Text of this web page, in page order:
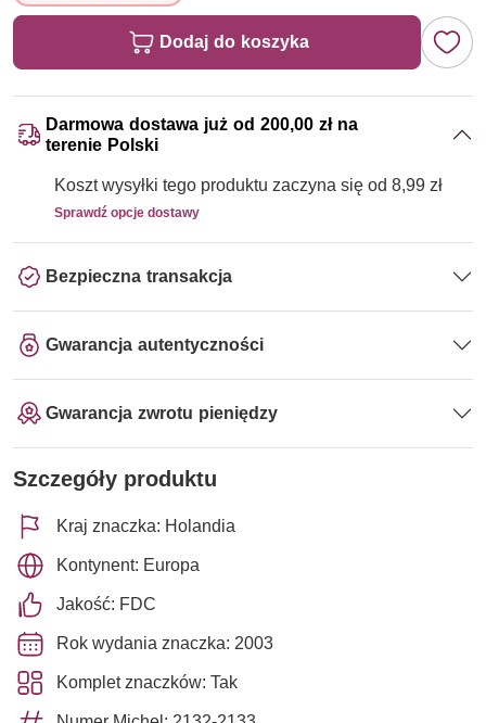
Dodaj do koszyka
Darmowa dostawa już od 200,00 zł na
terenie Polski
Koszt wysyłki tego produktu zaczyna się od 8,99 zł
Sprawdź opcje dostawy
Bezpieczna transakcja
Gwarancja autentyczności
Gwarancja zwrotu pieniędzy
Szczegóły produktu
Kraj znaczka: Holandia
Kontynent: Europa
Jakość: FDC
Rok wydania znaczka: 2003
Komplet znaczków: Tak